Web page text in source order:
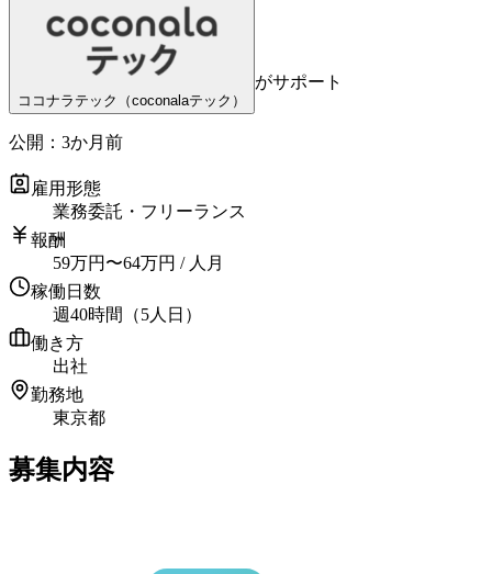
ココナラテック（coconalaテック）
がサポート
公開： 3か月前
雇用形態
業務委託・フリーランス
報酬
59万円 〜64万円 / 人月
稼働日数
週40時間（5人日）
働き方
出社
勤務地
東京都
募集内容